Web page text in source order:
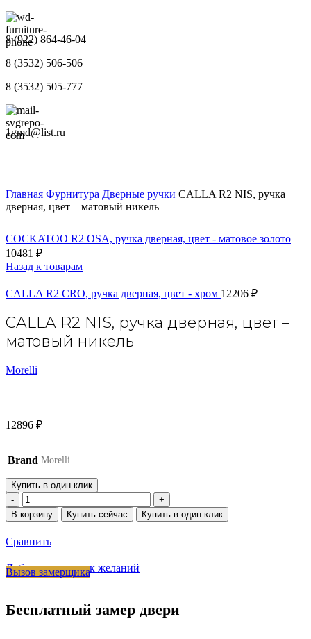
8 (922) 864-46-04
8 (3532) 506-506
8 (3532) 505-777
1gmd@list.ru
Главная Фурнитура Дверные ручки CALLA R2 NIS, ручка
дверная, цвет – матовый никель
COCKATOO R2 OSA, ручка дверная, цвет - матовое золото
10481 ₽
Назад к товарам
CALLA R2 CRO, ручка дверная, цвет - хром 12206 ₽
CALLA R2 NIS, ручка дверная, цвет –
матовый никель
Morelli
12896 ₽
Brand Morelli
Купить в один клик
Количество
товара
CALLA
NIS,
дверная,
матовый
В корзину Купить сейчас Купить в один клик
Сравнить
Добавить в список желаний
Вызов замерщика
Бесплатный замер двери